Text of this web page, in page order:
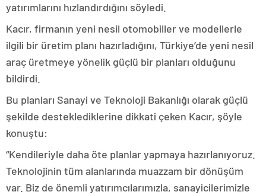
yatırımlarını hızlandırdığını söyledi.
Kacır, firmanın yeni nesil otomobiller ve modellerle
ilgili bir üretim planı hazırladığını, Türkiye’de yeni nesil
araç üretmeye yönelik güçlü bir planları olduğunu
bildirdi.
Bu planları Sanayi ve Teknoloji Bakanlığı olarak güçlü
şekilde desteklediklerine dikkati çeken Kacır, şöyle
konuştu:
“Kendileriyle daha öte planlar yapmaya hazırlanıyoruz.
Teknolojinin tüm alanlarında muazzam bir dönüşüm
var. Biz de önemli yatırımcılarımızla, sanayicilerimizle